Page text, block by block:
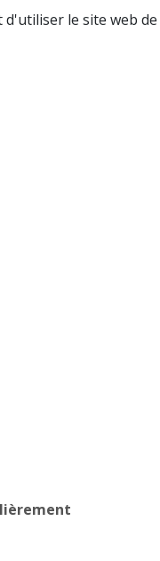
le site web de